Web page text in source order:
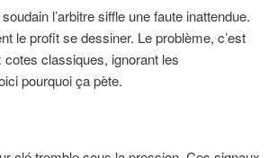
l’arbitre siffle une faute inattendue.
le profit se dessiner. Le problème, c’est
classiques, ignorant les
pourquoi ça pète.